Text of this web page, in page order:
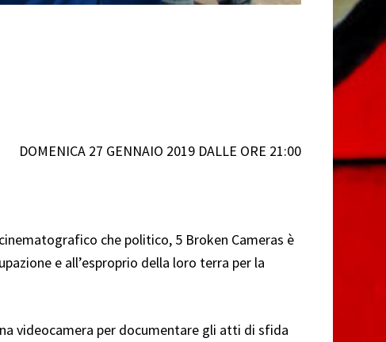
DOMENICA 27 GENNAIO 2019 DALLE ORE 21:00
che politico, 5 Broken Cameras è
e all’esproprio della loro terra per la
videocamera per documentare gli atti di sfida